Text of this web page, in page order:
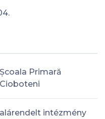
Școala Primară
Cioboteni
alárendelt intézmény